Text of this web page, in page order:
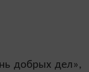
добрых дел»,